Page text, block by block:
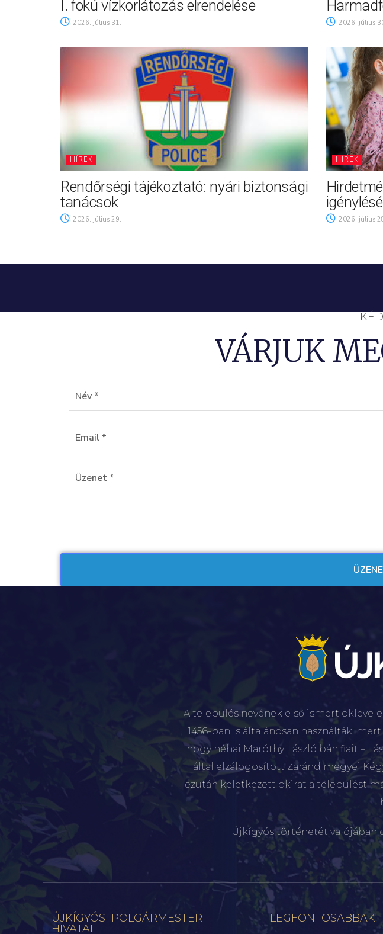
I. fokú vízkorlátozás elrendelése
2026. július 31. 2026. július
HÍREK
Rendőrségi tájékoztató: nyári biztonsági
tanácsok
2026. július 29.
HÍREK
2026. július
VÁRJUK
A település nevének első ismert
1456-ban is általánosan használták,
hogy néhai Maróthy László bán fiait –
által elzálogosított Zaránd megyei
ezután keletkezett okirat a települést
Újkígyós történetét valójában
ÚJKÍGYÓSI POLGÁRMESTERI
HIVATAL
LEGFONTOSABBAK